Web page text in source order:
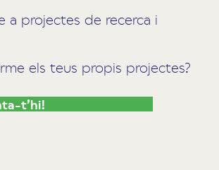
a projectes de recerca i
els teus propis projectes?
t’hi!